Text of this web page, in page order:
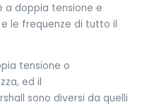
a doppia tensione e
le frequenze di tutto il
tensione o
ed il
sono diversi da quelli